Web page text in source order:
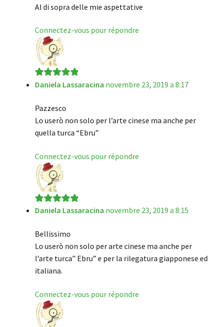
Al di sopra delle mie aspettative
Connectez-vous pour répondre
Note5sur 5
Daniela Lassaracina novembre 23, 2019 a 8:17
Pazzesco
Lo userò non solo per l’arte cinese ma anche per
quella turca “Ebru”
Connectez-vous pour répondre
Note5sur 5
Daniela Lassaracina novembre 23, 2019 a 8:15
Bellissimo
Lo userò non solo per arte cinese ma anche per
l’arte turca” Ebru” e per la rilegatura giapponese ed
italiana.
Connectez-vous pour répondre